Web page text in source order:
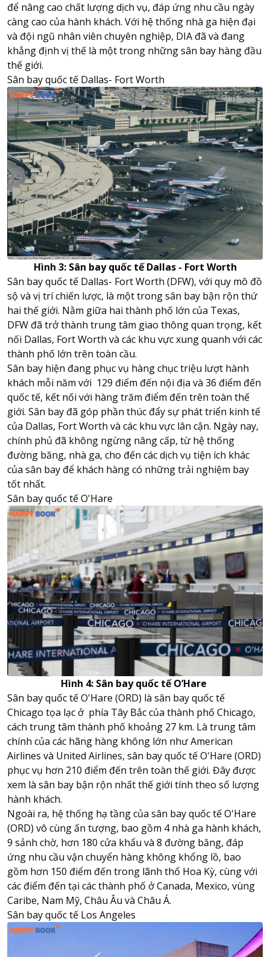
để nâng cao chất lượng dịch vụ, đáp ứng nhu cầu ngày
càng cao của hành khách. Với hệ thống nhà ga hiện đại
và đội ngũ nhân viên chuyên nghiệp, DIA đã và đang
khẳng định vị thế là một trong những sân bay hàng đầu
thế giới.
Sân bay quốc tế Dallas- Fort Worth
Hình 3: Sân bay quốc tế Dallas - Fort Worth
Sân bay quốc tế Dallas- Fort Worth (DFW), với quy mô đồ
sộ và vị trí chiến lược, là một trong sân bay bận rộn thứ
hai thế giới. Nằm giữa hai thành phố lớn của Texas,
DFW đã trở thành trung tâm giao thông quan trọng, kết
nối Dallas, Fort Worth và các khu vực xung quanh với các
thành phố lớn trên toàn cầu.
Sân bay hiện đang phục vụ hàng chục triệu lượt hành
khách mỗi năm với 129 điểm đến nội địa và 36 điểm đến
quốc tế, kết nối với hàng trăm điểm đến trên toàn thế
giới. Sân bay đã góp phần thúc đẩy sự phát triển kinh tế
của Dallas, Fort Worth và các khu vực lân cận. Ngày nay,
chính phủ đã không ngừng nâng cấp, từ hệ thống
đường băng, nhà ga, cho đến các dịch vụ tiện ích khác
của sân bay để khách hàng có những trải nghiệm bay
tốt nhất.
Sân bay quốc tế O'Hare
Hình 4: Sân bay quốc tế O’Hare
Sân bay quốc tế O'Hare (ORD) là sân bay quốc tế
Chicago tọa lạc ở phía Tây Bắc của thành phố Chicago,
cách trung tâm thành phố khoảng 27 km. Là trung tâm
chính của các hãng hàng không lớn như American
Airlines và United Airlines, sân bay quốc tế O'Hare (ORD)
phục vụ hơn 210 điểm đến trên toàn thế giới. Đây được
xem là sân bay bận rộn nhất thế giới tính theo số lượng
hành khách.
Ngoài ra, hệ thống hạ tầng của sân bay quốc tế O'Hare
(ORD) vô cùng ấn tượng, bao gồm 4 nhà ga hành khách,
9 sảnh chờ, hơn 180 cửa khẩu và 8 đường băng, đáp
ứng nhu cầu vận chuyển hàng không khổng lồ, bao
gồm hơn 150 điểm đến trong lãnh thổ Hoa Kỳ, cùng với
các điểm đến tại các thành phố ở Canada, Mexico, vùng
Caribe, Nam Mỹ, Châu Âu và Châu Á.
Sân bay quốc tế Los Angeles